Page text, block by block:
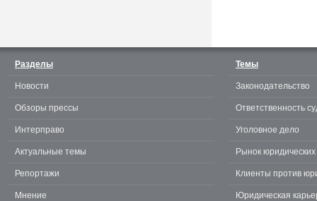
Разделы
Новости
Обзоры прессы
Интерправо
Актуальные темы
Репортажи
Мнение
Темы
Законодательство
Ответственность
Уголовное дело
Рынок юридических
Клиенты против
Юридическая